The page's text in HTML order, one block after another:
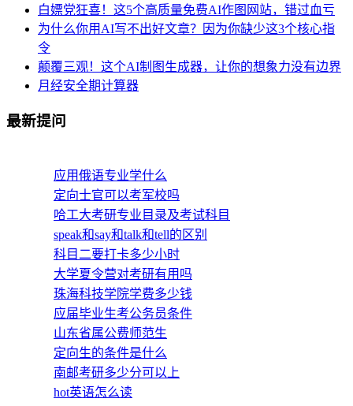
白嫖党狂喜！这5个高质量免费AI作图网站，错过血亏
为什么你用AI写不出好文章？因为你缺少这3个核心指
令
颠覆三观！这个AI制图生成器，让你的想象力没有边界
月经安全期计算器
最新提问
应用俄语专业学什么
定向士官可以考军校吗
哈工大考研专业目录及考试科目
speak和say和talk和tell的区别
科目二要打卡多少小时
大学夏令营对考研有用吗
珠海科技学院学费多少钱
应届毕业生考公务员条件
山东省属公费师范生
定向生的条件是什么
南邮考研多少分可以上
hot英语怎么读